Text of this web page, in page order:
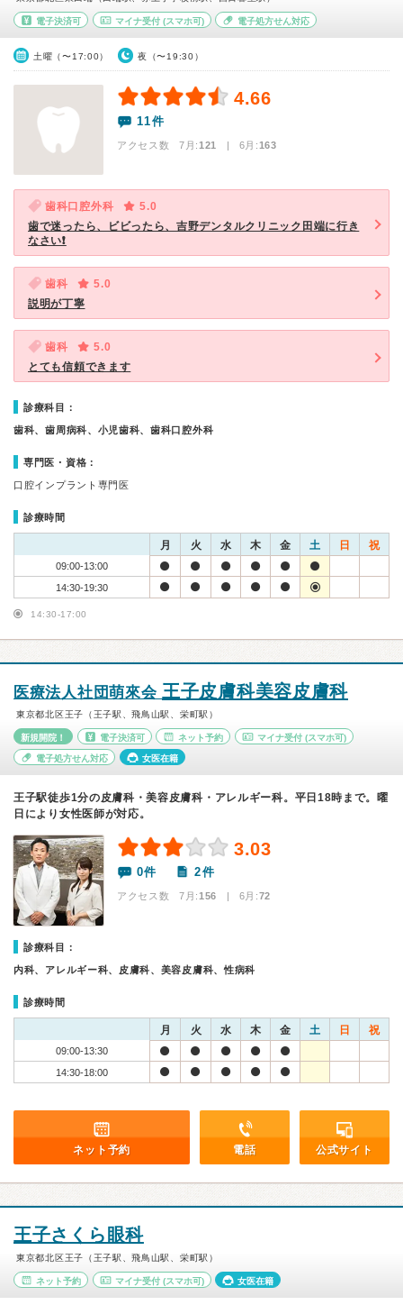
電子決済可 マイナ受付(スマホ可) 電子処方せん対応
土曜（〜17:00） 夜（〜19:30）
4.66
11件
アクセス数 7月:121 | 6月:163
歯科口腔外科
5.0
歯で迷ったら、ビビったら、吉野デンタルクリニック田端に行き
なさい❗️
歯科
5.0
説明が丁寧
歯科
5.0
とても信頼できます
診療科目：
歯科、歯周病科、小児歯科、歯科口腔外科
専門医・資格：
口腔インプラント専門医
診療時間
月 火 水 木 金 土 日 祝
09:00-13:00
14:30-19:30
14:30-17:00
医療法人社団萌來会 王子皮膚科美容皮膚科
東京都北区王子（王子駅、飛鳥山駅、栄町駅）
新規開院！ 電子決済可 ネット予約 マイナ受付 (スマホ可)
電子処方せん対応 女医在籍
王子駅徒歩1分の皮膚科・美容皮膚科・アレルギー科。平日18時まで。曜
日により女性医師が対応。
3.03
0件 2件
アクセス数 7月:156 | 6月:72
診療科目：
内科、アレルギー科、皮膚科、美容皮膚科、性病科
診療時間
月 火 水 木 金 土 日 祝
09:00-13:30
14:30-18:00
ネット予約 電話 公式サイト
王子さくら眼科
東京都北区王子（王子駅、飛鳥山駅、栄町駅）
ネット予約 マイナ受付(スマホ可) 女医在籍